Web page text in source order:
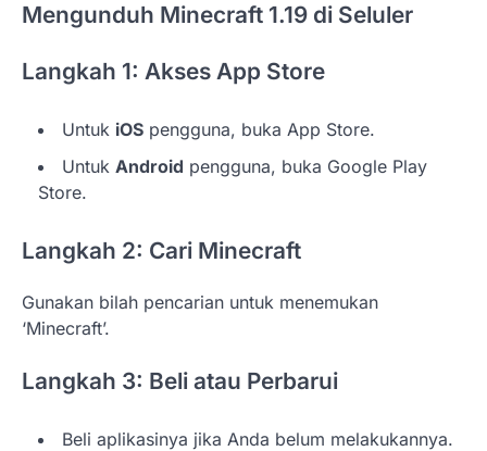
Mengunduh Minecraft 1.19 di Seluler
Langkah 1: Akses App Store
Untuk iOS pengguna, buka App Store.
Untuk Android pengguna, buka Google Play
Store.
Langkah 2: Cari Minecraft
Gunakan bilah pencarian untuk menemukan
‘Minecraft’.
Langkah 3: Beli atau Perbarui
Beli aplikasinya jika Anda belum melakukannya.